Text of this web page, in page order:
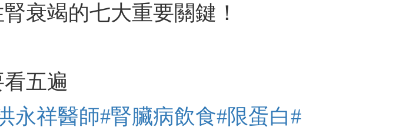
衰竭的七大重要關鍵！
五遍
永祥醫師#腎臟病飲食#限蛋白#